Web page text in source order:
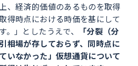
、経済的価値のあるものを取得
得時点における時価を基にして
。」としたうえで、
「分裂（分
相場が存しておらず、同時点に
いなかった」仮想通貨について